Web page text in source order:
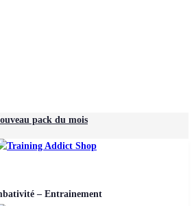
pack du mois
– Entrainement